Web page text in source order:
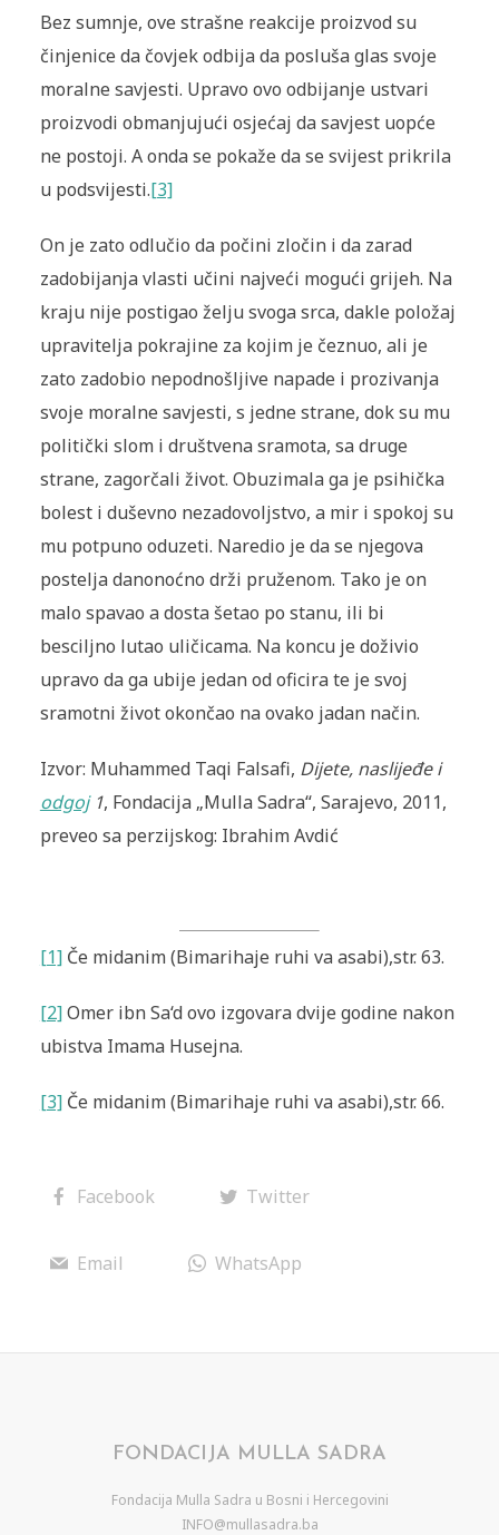
Bez sumnje, ove strašne reakcije proizvod su
činjenice da čovjek odbija da posluša glas svoje
moralne savjesti. Upravo ovo odbijanje ustvari
proizvodi obmanjujući osjećaj da savjest uopće
ne postoji. A onda se pokaže da se svijest prikrila
u podsvijesti.[3]
On je zato odlučio da počini zločin i da zarad
zadobijanja vlasti učini najveći mogući grijeh. Na
kraju nije postigao želju svoga srca, dakle položaj
upravitelja pokrajine za kojim je čeznuo, ali je
zato zadobio nepodnošljive napade i prozivanja
svoje moralne savjesti, s jedne strane, dok su mu
politički slom i društvena sramota, sa druge
strane, zagorčali život. Obuzimala ga je psihička
bolest i duševno nezadovoljstvo, a mir i spokoj su
mu potpuno oduzeti. Naredio je da se njegova
postelja danonoćno drži pruženom. Tako je on
malo spavao a dosta šetao po stanu, ili bi
besciljno lutao uličicama. Na koncu je doživio
upravo da ga ubije jedan od oficira te je svoj
sramotni život okončao na ovako jadan način.
Izvor: Muhammed Taqi Falsafi, Dijete, naslijeđe i
odgoj1, Fondacija „Mulla Sadra“, Sarajevo, 2011,
preveo sa perzijskog: Ibrahim Avdić
[1] Če midanim (Bimarihaje ruhi va asabi),str. 63.
[2]Omer ibn Sa‘d ovo izgovara dvije godine nakon
ubistva Imama Husejna.
[3] Če midanim (Bimarihaje ruhi va asabi),str. 66.
Facebook Twitter
Email WhatsApp
FONDACIJA MULLA SADRA
Fondacija Mulla Sadra u Bosni i Hercegovini
INFO@mullasadra.ba